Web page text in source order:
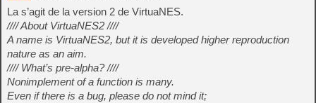
La s’agit de la version 2 de VirtuaNES.
//// About VirtuaNES2 ////
A name is VirtuaNES2, but it is developed higher reproduction
nature as an aim.
//// What’s pre-alpha? ////
Nonimplement of a function is many.
Even if there is a bug, please do not mind it;